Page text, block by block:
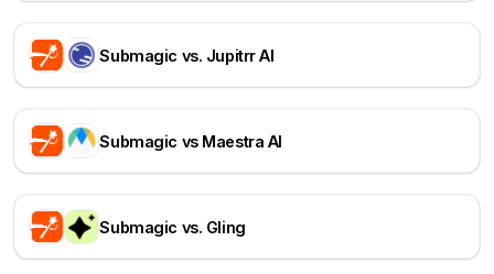
Submagic vs. Jupitrr AI
Submagic vs Maestra AI
Submagic vs. Gling